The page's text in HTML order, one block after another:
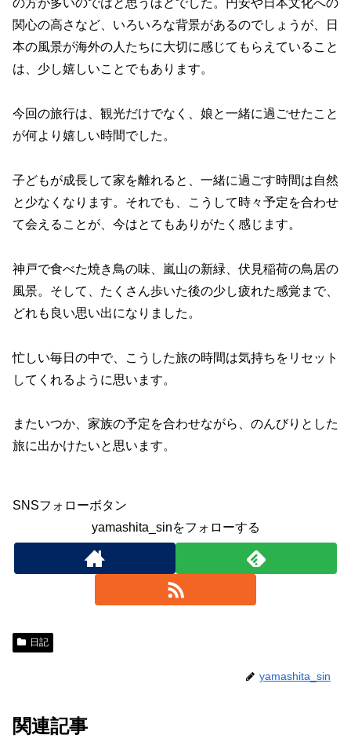
の方が多いのではと思うほどでした。円安や日本文化への
関心の高さなど、いろいろな背景があるのでしょうが、日
本の風景が海外の人たちに大切に感じてもらえていること
は、少し嬉しいことでもあります。
今回の旅行は、観光だけでなく、娘と一緒に過ごせたこと
が何より嬉しい時間でした。
子どもが成長して家を離れると、一緒に過ごす時間は自然
と少なくなります。それでも、こうして時々予定を合わせ
て会えることが、今はとてもありがたく感じます。
神戸で食べた焼き鳥の味、嵐山の新緑、伏見稲荷の鳥居の
風景。そして、たくさん歩いた後の少し疲れた感覚まで、
どれも良い思い出になりました。
忙しい毎日の中で、こうした旅の時間は気持ちをリセット
してくれるように思います。
またいつか、家族の予定を合わせながら、のんびりとした
旅に出かけたいと思います。
SNSフォローボタン
yamashita_sinをフォローする
日記
yamashita_sin
関連記事